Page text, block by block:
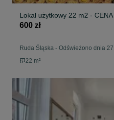
Lokal użytkowy 22 m2 -
600 zł
Ruda Śląska - Odświeżono dnia
22 m²